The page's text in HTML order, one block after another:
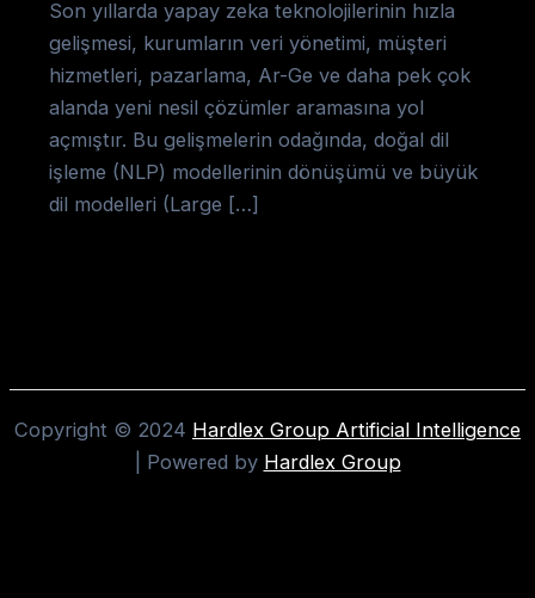
Son yıllarda yapay zeka teknolojilerinin hızla
gelişmesi, kurumların veri yönetimi, müşteri
hizmetleri, pazarlama, Ar-Ge ve daha pek çok
alanda yeni nesil çözümler aramasına yol
açmıştır. Bu gelişmelerin odağında, doğal dil
işleme (NLP) modellerinin dönüşümü ve büyük
dil modelleri (Large […]
Copyright © 2024 Hardlex Group Artificial Intelligence
| Powered by Hardlex Group